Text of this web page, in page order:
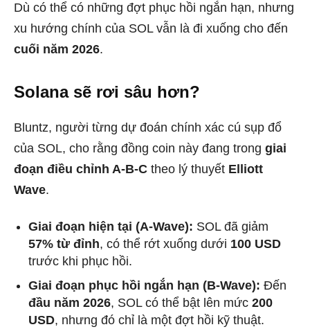
Dù có thể có những đợt phục hồi ngắn hạn, nhưng
xu hướng chính của SOL vẫn là đi xuống cho đến
cuối năm 2026.
Solana sẽ rơi sâu hơn?
Bluntz, người từng dự đoán chính xác cú sụp đổ
của SOL, cho rằng đồng coin này đang trong giai
đoạn điều chỉnh A-B-C theo lý thuyết Elliott
Wave.
Giai đoạn hiện tại (A-Wave): SOL đã giảm
57% từ đỉnh, có thể rớt xuống dưới 100 USD
trước khi phục hồi.
Giai đoạn phục hồi ngắn hạn (B-Wave): Đến
đầu năm 2026, SOL có thể bật lên mức 200
USD, nhưng đó chỉ là một đợt hồi kỹ thuật.